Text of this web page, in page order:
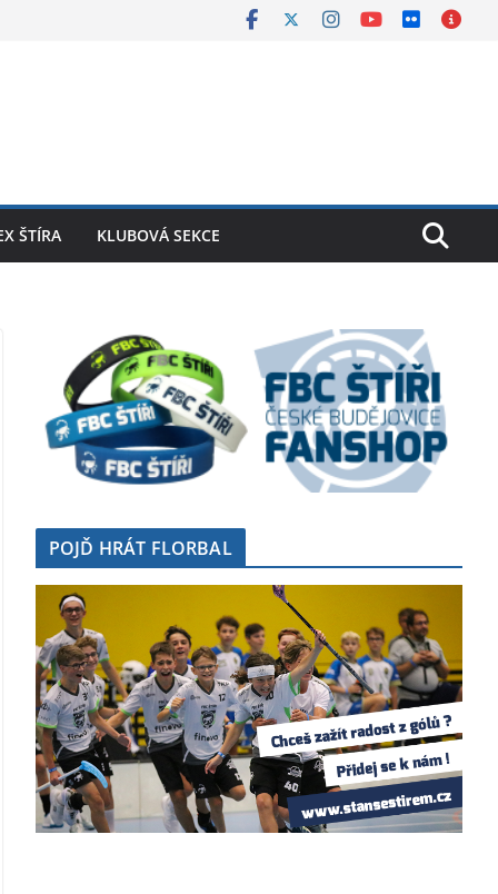
ŠTÍRA KLUBOVÁ SEKCE
POJĎ HRÁT FLORBAL